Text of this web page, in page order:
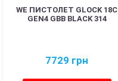
WE ПИСТОЛЕТ GLOCK 18C
GEN4 GBB BLACK 314
7729 грн